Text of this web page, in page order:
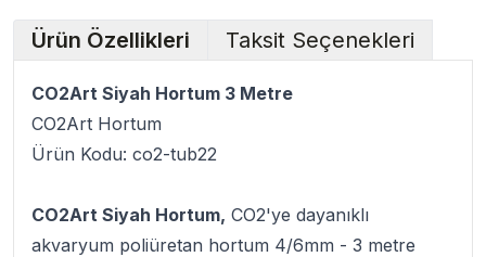
Ürün Özellikleri Taksit Seçenekleri
CO2Art Siyah Hortum 3 Metre
CO2Art Hortum
Ürün Kodu: co2-tub22
CO2Art Siyah Hortum, CO2'ye dayanıklı
akvaryum poliüretan hortum 4/6mm - 3 metre